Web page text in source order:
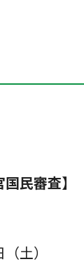
民審査】
土）